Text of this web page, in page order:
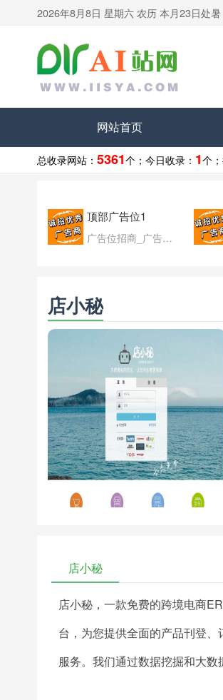
2026年8月8日 星期六 农历 本月23日处暑
网站首页
总收录网站： 5361个； 今日收录： 1个；
顶部广告位1
广告位招商_广告位待售
店小秘
店小秘
店小秘，一款免费的跨境电商
台，为您提供全面的产品刊登
服务。我们通过数据挖掘和大数